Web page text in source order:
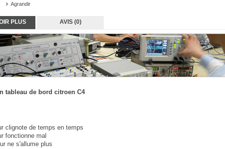
Agrandir
PLUS AVIS (0)
tableau de bord citroen C4
clignote de temps en temps
fonctionne mal
ne s'allume plus